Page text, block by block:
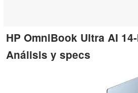
HP OmniBook Ultra AI
Análisis y specs